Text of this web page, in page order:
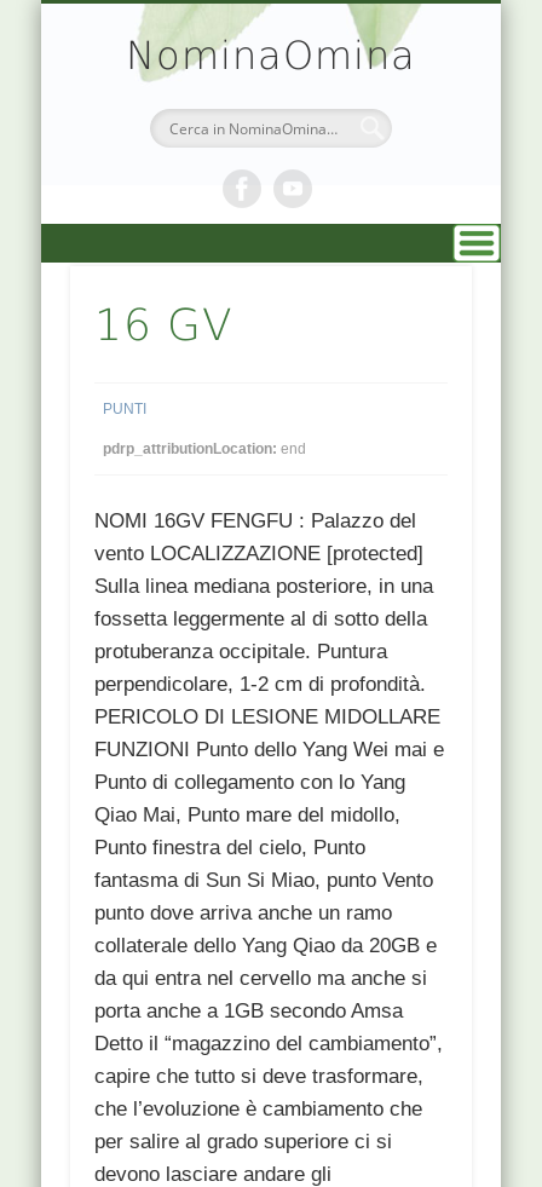
NominaOmina
HOME
CHI SONO
MEDICINA CINESE
SIMBOLOGIA
ATLANTE PUNTI
TEORIA & APPUNTI
DR. AGO
PRENOTAZIONI
16 GV
PUNTI
pdrp_attributionLocation: end
NOMI 16GV FENGFU : Palazzo del
vento LOCALIZZAZIONE [protected]
Sulla linea mediana posteriore, in una
fossetta leggermente al di sotto della
protuberanza occipitale. Puntura
perpendicolare, 1-2 cm di profondità.
PERICOLO DI LESIONE MIDOLLARE
FUNZIONI Punto dello Yang Wei mai e
Punto di collegamento con lo Yang
Qiao Mai, Punto mare del midollo,
Punto finestra del cielo, Punto
fantasma di Sun Si Miao, punto Vento
punto dove arriva anche un ramo
collaterale dello Yang Qiao da 20GB e
da qui entra nel cervello ma anche si
porta anche a 1GB secondo Amsa
Detto il “magazzino del cambiamento”,
capire che tutto si deve trasformare,
che l’evoluzione è cambiamento che
per salire al grado superiore ci si
devono lasciare andare gli